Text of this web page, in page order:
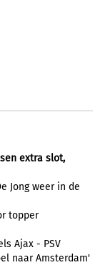
extra slot,
Jong weer in de
topper
Ajax - PSV
naar Amsterdam'